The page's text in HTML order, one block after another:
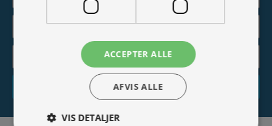
Tilmeld
ACCEPTER ALLE
AFVIS ALLE
VIS DETALJER